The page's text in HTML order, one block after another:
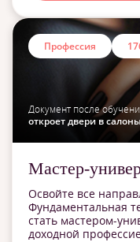
Профессия
Документ после
откроет двери в
Мастер-
Освойте все
Фундаментальная
стать мастером-
доходной